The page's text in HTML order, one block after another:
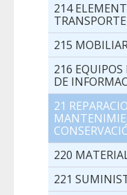
214
TRANSPORTE
215
216 EQUIPOS
DE
21
220
221